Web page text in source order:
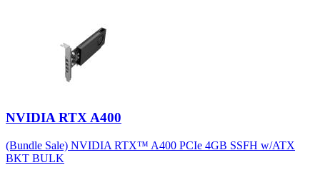
NVIDIA RTX A400
(Bundle Sale) NVIDIA RTX™ A400 PCIe 4GB SSFH w/ATX
BKT BULK